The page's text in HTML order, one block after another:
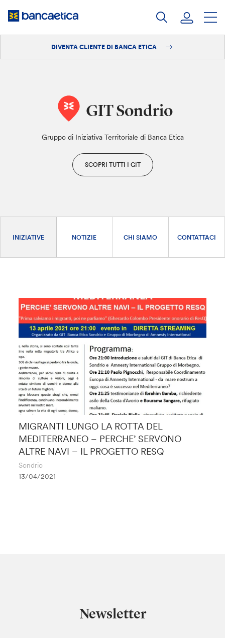
DIVENTA CLIENTE DI BANCA ETICA
GIT Sondrio
Gruppo di Iniziativa Territoriale di Banca Etica
SCOPRI TUTTI I GIT
INIZIATIVE NOTIZIE CHI SIAMO CONTATTACI
MIGRANTI LUNGO LA ROTTA DEL
MEDITERRANEO – PERCHE’ SERVONO
ALTRE NAVI – IL PROGETTO RESQ
Sondrio
13/04/2021
Newsletter